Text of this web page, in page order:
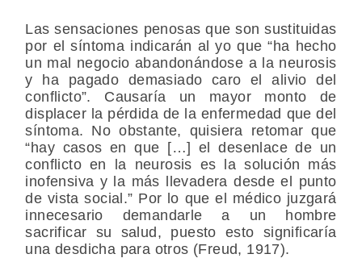
Las sensaciones penosas que son sustituidas
por el síntoma indicarán al yo que “ha hecho
un mal negocio abandonándose a la neurosis
y ha pagado demasiado caro el alivio del
conflicto”. Causaría un mayor monto de
displacer la pérdida de la enfermedad que del
síntoma. No obstante, quisiera retomar que
“hay casos en que […] el desenlace de un
conflicto en la neurosis es la solución más
inofensiva y la más llevadera desde el punto
de vista social.” Por lo que el médico juzgará
innecesario demandarle a un hombre
sacrificar su salud, puesto esto significaría
una desdicha para otros (Freud, 1917).